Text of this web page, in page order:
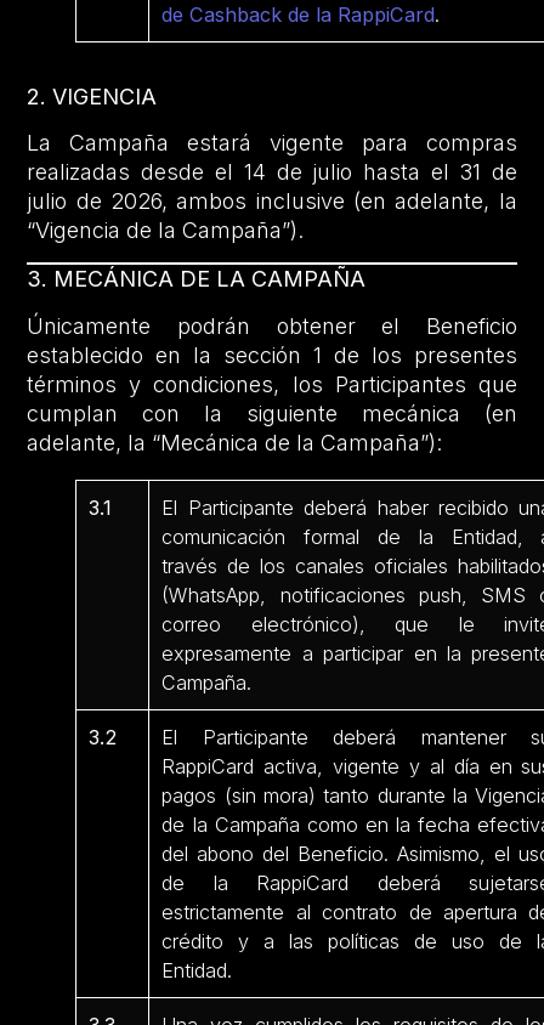
de Cashback de la RappiCard.
2. VIGENCIA
La Campaña estará vigente para compras
realizadas desde el 14 de julio hasta el 31 de
julio de 2026, ambos inclusive (en adelante, la
“Vigencia de la Campaña”).
3. MECÁNICA DE LA CAMPAÑA
Únicamente podrán obtener el Beneficio
establecido en la sección 1 de los presentes
términos y condiciones, los Participantes que
cumplan con la siguiente mecánica (en
adelante, la “Mecánica de la Campaña”):
3.1
El Participante deberá haber recibido
comunicación formal de la Entidad,
través de los canales oficiales
(WhatsApp, notificaciones push, SMS
correo electrónico), que le
expresamente a participar en la
Campaña.
3.2
El Participante deberá mantener
RappiCard activa, vigente y al día en
pagos (sin mora) tanto durante la
de la Campaña como en la fecha
del abono del Beneficio. Asimismo, el
de la RappiCard deberá
estrictamente al contrato de apertura
crédito y a las políticas de uso de
Entidad.